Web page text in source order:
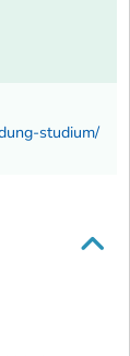
studium/